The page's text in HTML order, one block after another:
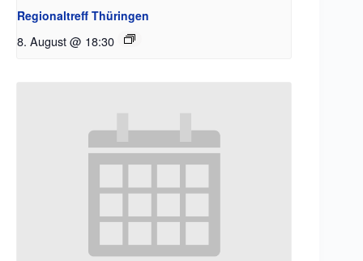
Regionaltreff Thüringen
8. August @ 18:30